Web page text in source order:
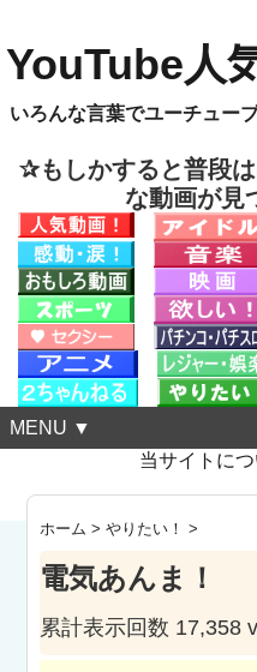
YouTube人
いろんな言葉でユーチュー
✰もしかすると普段
な動画が
MENU ▼
当サイトにつ
ホーム >やりたい！ >
電気あんま！
累計表示回数 17,358